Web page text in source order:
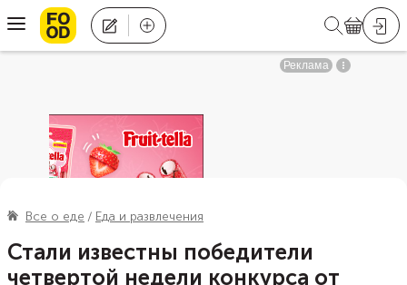
Все о еде Еда и развлечения
Стали известны победители
четвертой недели конкурса от